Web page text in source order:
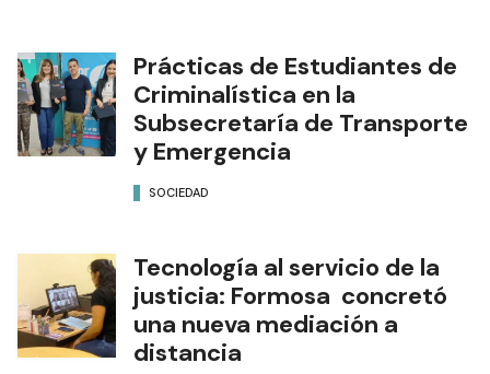
Prácticas de Estudiantes de
Criminalística en la
Subsecretaría de Transporte
y Emergencia
SOCIEDAD
Tecnología al servicio de la
justicia: Formosa concretó
una nueva mediación a
distancia